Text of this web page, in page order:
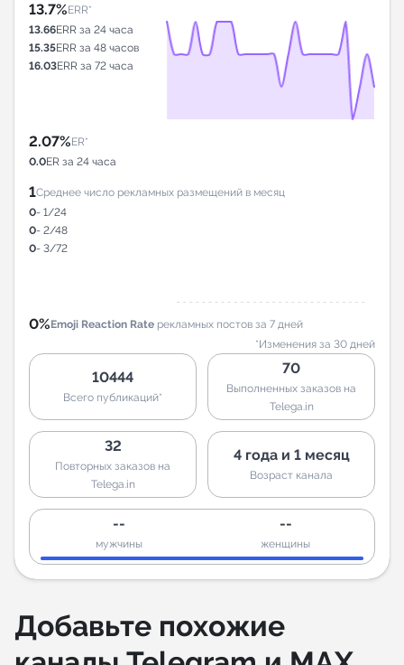
13.7%ERR*
13.66ERR за 24 часа
15.35ERR за 48 часов
16.03ERR за 72 часа
2.07%ER*
0.0ER за 24 часа
1Среднее число рекламных размещений в месяц
0- 1/24
0- 2/48
0- 3/72
0%Emoji Reaction Rate рекламных постов за 7 дней
*Изменения за 30 дней
10444
Всего публикаций*
70
Выполненных заказов на
Telega.in
32
Повторных заказов на
Telega.in
4 года и 1 месяц
Возраст канала
--
мужчины
--
женщины
Добавьте похожие